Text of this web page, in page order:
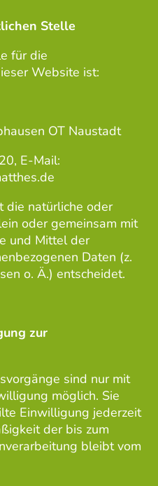
Stelle
für die
Website ist:
OT Naustadt
E-Mail:
die natürliche oder
oder gemeinsam mit
und Mittel der
Daten (z.
o. Ä.) entscheidet.
zur
sind nur mit
möglich. Sie
Einwilligung jederzeit
der bis zum
bleibt vom